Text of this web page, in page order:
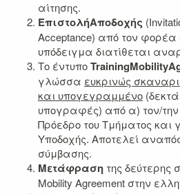
αίτησης.
ΕπιστολήΑποδοχής
Acceptance) από τον φορέα
υπόδειγμα διατίθεται
Το έντυποTrainingMobility
γλώσσα ευκρινώς
και υπογεγραμμένο
υπογραφές) από α) τον/την
Πρόεδρο του Τμήματος και
Υποδοχής. Αποτελεί
σύμβασης.
Μετάφραση της δεύτερης
Mobility Agreement στην